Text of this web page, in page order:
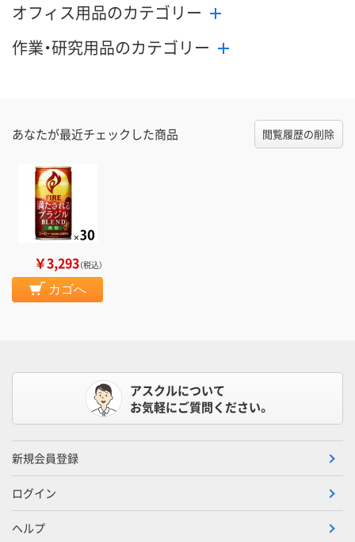
オフィス用品のカテゴリー
作業・研究用品のカテゴリー
あなたが最近チェックした商品 閲覧履歴の削除
￥3,293（税込）
カゴへ
アスクルについて
お気軽にご質問ください。
新規会員登録
ログイン
ヘルプ